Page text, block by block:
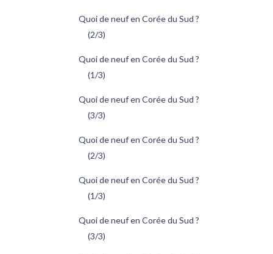
Quoi de neuf en Corée du Sud ?
(2/3)
Quoi de neuf en Corée du Sud ?
(1/3)
Quoi de neuf en Corée du Sud ?
(3/3)
Quoi de neuf en Corée du Sud ?
(2/3)
Quoi de neuf en Corée du Sud ?
(1/3)
Quoi de neuf en Corée du Sud ?
(3/3)